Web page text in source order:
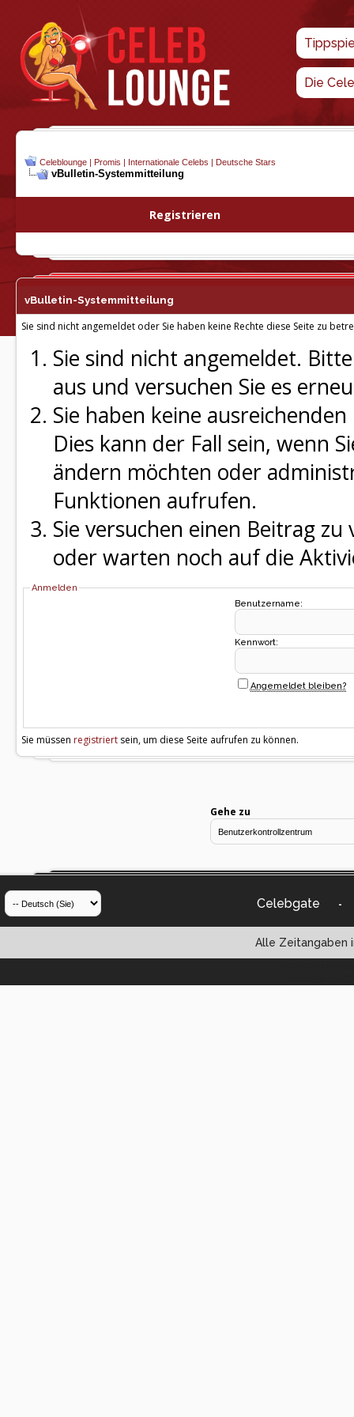
Die
Celeblounge | Promis | Internationale Celebs | Deutsche Stars
vBulletin-Systemmitteilung
Registrieren
vBulletin-Systemmitteilung
Sie sind nicht angemeldet oder Sie haben keine Rechte diese Seite zu
Sie sind nicht angemeldet.
aus und versuchen Sie es
Sie haben keine
Dies kann der Fall sein, wenn
ändern möchten oder
Funktionen aufrufen.
Sie versuchen einen Beitrag
oder warten noch auf die
Anmelden
Benutzername:
Kennwort:
Angemeldet bleiben?
Sie müssen registriert sein, um diese Seite aufrufen zu können.
Gehe zu
Celebgate -
Alle Zeitangaben